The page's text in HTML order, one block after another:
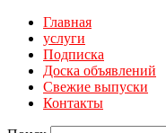
Главная
услуги
Подписка
Доска объявлений
Свежие выпуски
Контакты